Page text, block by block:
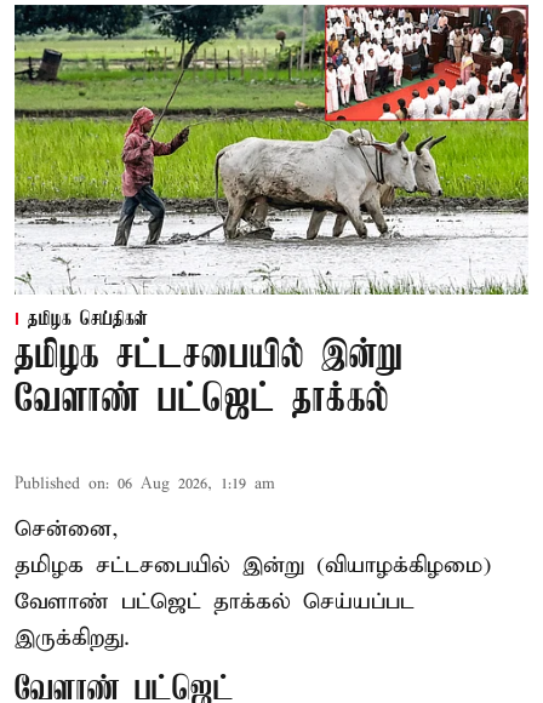
தமிழக செய்திகள்
தமிழக சட்டசபையில் இன்று
வேளாண் பட்ஜெட் தாக்கல்
Published on: 06 Aug 2026, 1:19 am
சென்னை,
தமிழக சட்டசபையில் இன்று (வியாழக்கிழமை)
வேளாண் பட்ஜெட் தாக்கல் செய்யப்பட
இருக்கிறது.
வேளாண் பட்ஜெட்